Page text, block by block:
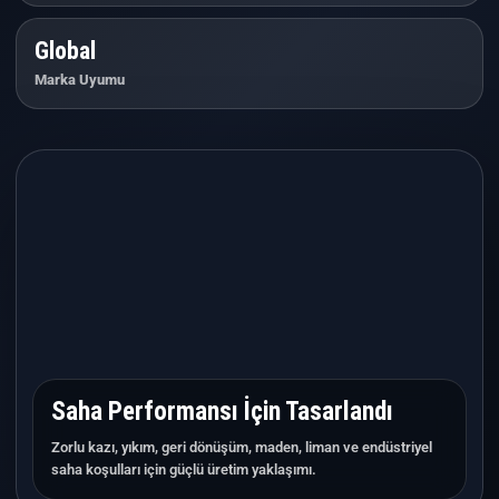
Global
Marka Uyumu
Saha Performansı İçin Tasarlandı
Zorlu kazı, yıkım, geri dönüşüm, maden, liman ve endüstriyel
saha koşulları için güçlü üretim yaklaşımı.